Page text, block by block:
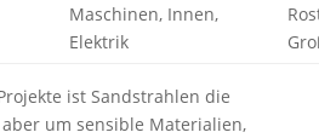
Maschinen, Innen,
Elektrik
ist Sandstrahlen die
um sensible Materialien,